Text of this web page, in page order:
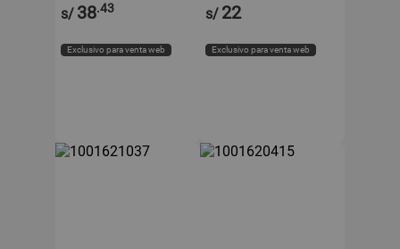
s/ 38.43
Exclusivo para venta web
s/ 22
Exclusivo para venta web